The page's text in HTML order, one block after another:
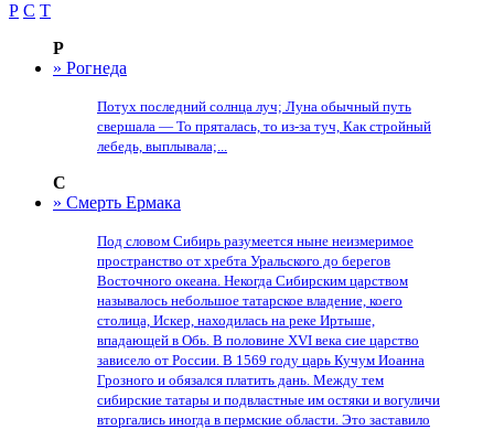
Р С Т
Р
» Рогнеда
Потух последний солнца луч; Луна обычный путь
свершала — То пряталась, то из-за туч, Как стройный
лебедь, выплывала;...
С
» Смерть Ермака
Под словом Сибирь разумеется ныне неизмеримое
пространство от хребта Уральского до берегов
Восточного океана. Некогда Сибирским царством
называлось небольшое татарское владение, коего
столица, Искер, находилась на реке Иртыше,
впадающей в Обь. В половине XVI века сие царство
зависело от России. В 1569 году царь Кучум Иоанна
Грозного и обязался платить дань. Между тем
сибирские татары и подвластные им остяки и вогуличи
вторгались иногда в пермские области. Это заставило